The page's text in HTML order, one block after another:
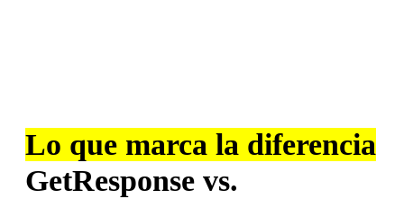
Lo que marca la diferencia
GetResponse vs.